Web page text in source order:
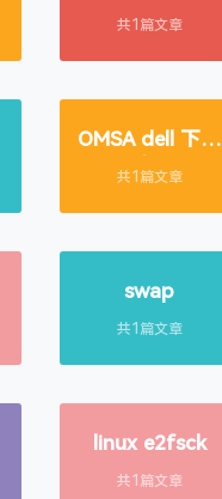
共1篇文章
OMSA dell 下载
慢
共1篇文章
swap
共1篇文章
linux e2fsck
共1篇文章